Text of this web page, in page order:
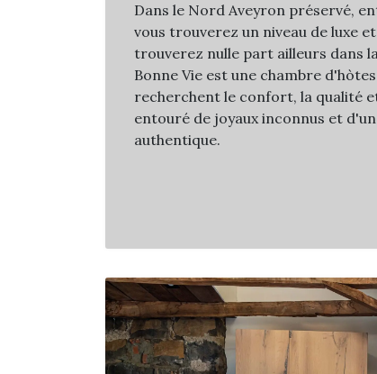
Dans le Nord Aveyron préservé,
vous trouverez un niveau de luxe
trouverez nulle part ailleurs dans
Bonne Vie est une chambre
recherchent le confort, la qualité
entouré de joyaux inconnus et
authentique.